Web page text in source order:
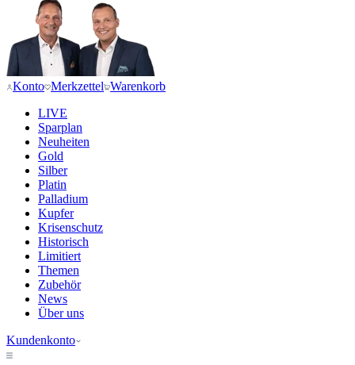
Konto Merkzettel Warenkorb
LIVE
Sparplan
Neuheiten
Gold
Silber
Platin
Palladium
Kupfer
Krisenschutz
Historisch
Limitiert
Themen
Zubehör
News
Über uns
Kundenkonto